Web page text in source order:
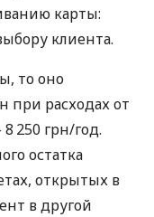
карты:
клиента.
то оно
при расходах от
250 грн/год.
остатка
открытых в
в другой